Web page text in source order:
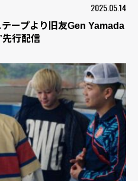
2025.05.14
ープより旧友Gen Yamada
先行配信